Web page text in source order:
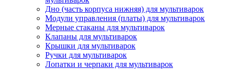
Дно (часть корпуса нижняя) для мультиварок
Модули управления (платы) для мультиварок
Мерные стаканы для мультиварок
Клапаны для мультиварок
Крышки для мультиварок
Ручки для мультиварок
Лопатки и черпаки для мультиварок